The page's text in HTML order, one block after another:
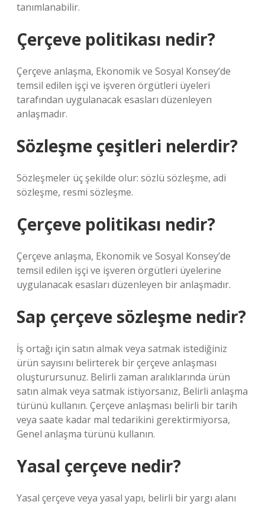
tanımlanabilir.
Çerçeve politikası nedir?
Çerçeve anlaşma, Ekonomik ve Sosyal Konsey’de
temsil edilen işçi ve işveren örgütleri üyeleri
tarafından uygulanacak esasları düzenleyen
anlaşmadır.
Sözleşme çeşitleri nelerdir?
Sözleşmeler üç şekilde olur: sözlü sözleşme, adi
sözleşme, resmi sözleşme.
Çerçeve politikası nedir?
Çerçeve anlaşma, Ekonomik ve Sosyal Konsey’de
temsil edilen işçi ve işveren örgütleri üyelerine
uygulanacak esasları düzenleyen bir anlaşmadır.
Sap çerçeve sözleşme nedir?
İş ortağı için satın almak veya satmak istediğiniz
ürün sayısını belirterek bir çerçeve anlaşması
oluşturursunuz. Belirli zaman aralıklarında ürün
satın almak veya satmak istiyorsanız, Belirli anlaşma
türünü kullanın. Çerçeve anlaşması belirli bir tarih
veya saate kadar mal tedarikini gerektirmiyorsa,
Genel anlaşma türünü kullanın.
Yasal çerçeve nedir?
Yasal çerçeve veya yasal yapı, belirli bir yargı alanı